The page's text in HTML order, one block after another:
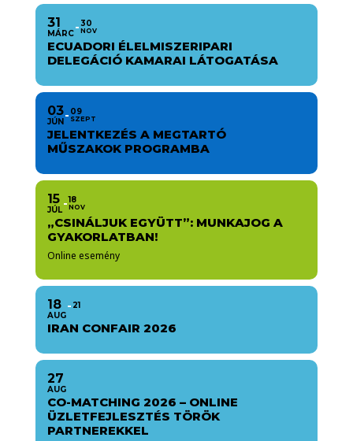
31
MÁRC
30
NOV
ECUADORI ÉLELMISZERIPARI
DELEGÁCIÓ KAMARAI LÁTOGATÁSA
03
JÚN
09
SZEPT
JELENTKEZÉS A MEGTARTÓ
MŰSZAKOK PROGRAMBA
15
JÚL
18
NOV
„CSINÁLJUK EGYÜTT”: MUNKAJOG A
GYAKORLATBAN!
Online esemény
18
AUG
21
IRAN CONFAIR 2026
27
AUG
CO-MATCHING 2026 – ONLINE
ÜZLETFEJLESZTÉS TÖRÖK
PARTNEREKKEL